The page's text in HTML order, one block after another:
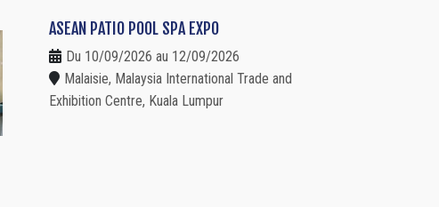
ASEAN PATIO POOL SPA EXPO
Du 10/09/2026 au 12/09/2026
Malaisie, Malaysia International Trade and
Exhibition Centre, Kuala Lumpur